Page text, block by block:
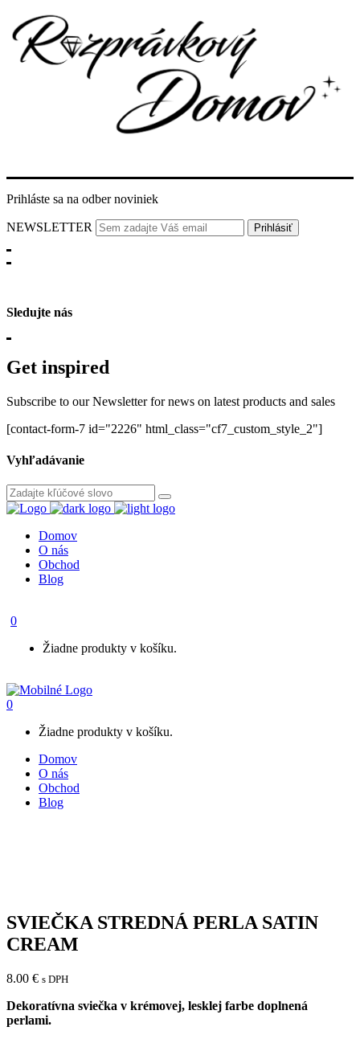
Prihláste sa na odber noviniek
NEWSLETTER
Sledujte nás
Get inspired
Subscribe to our Newsletter for news on latest products and sales
[contact-form-7 id="2226" html_class="cf7_custom_style_2"]
Vyhľadávanie
Domov
O nás
Obchod
Blog
0
Žiadne produkty v košíku.
0
Žiadne produkty v košíku.
Domov
O nás
Obchod
Blog
SVIEČKA STREDNÁ PERLA SATIN
CREAM
8.00 € s DPH
Dekoratívna sviečka v krémovej, lesklej farbe doplnená
perlami.